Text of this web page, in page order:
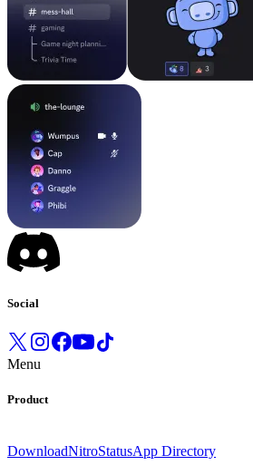
Social
Menu
Product
DownloadNitroStatusApp Directory